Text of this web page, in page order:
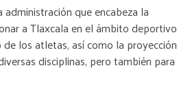
que encabeza la
a Tlaxcala en el ámbito deportivo
los atletas, así como la proyección
disciplinas, pero también para